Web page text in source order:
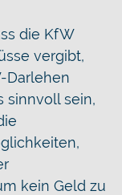
die KfW
vergibt,
Darlehen
sinnvoll sein,
kein Geld zu